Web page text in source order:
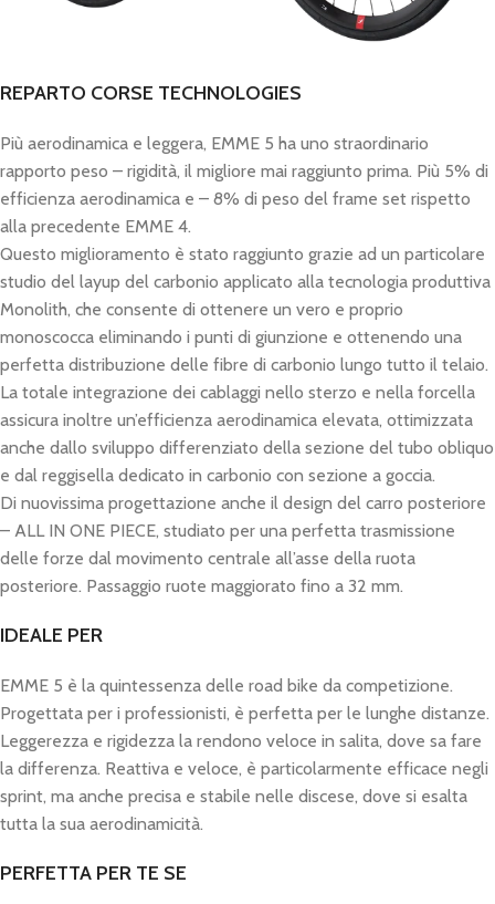
REPARTO CORSE TECHNOLOGIES
Più aerodinamica e leggera, EMME 5 ha uno straordinario
rapporto peso – rigidità, il migliore mai raggiunto prima. Più 5% di
efficienza aerodinamica e – 8% di peso del frame set rispetto
alla precedente EMME 4.
Questo miglioramento è stato raggiunto grazie ad un particolare
studio del layup del carbonio applicato alla tecnologia produttiva
Monolith, che consente di ottenere un vero e proprio
monoscocca eliminando i punti di giunzione e ottenendo una
perfetta distribuzione delle fibre di carbonio lungo tutto il telaio.
La totale integrazione dei cablaggi nello sterzo e nella forcella
assicura inoltre un’efficienza aerodinamica elevata, ottimizzata
anche dallo sviluppo differenziato della sezione del tubo obliquo
e dal reggisella dedicato in carbonio con sezione a goccia.
Di nuovissima progettazione anche il design del carro posteriore
– ALL IN ONE PIECE, studiato per una perfetta trasmissione
delle forze dal movimento centrale all’asse della ruota
posteriore. Passaggio ruote maggiorato fino a 32 mm.
IDEALE PER
EMME 5 è la quintessenza delle road bike da competizione.
Progettata per i professionisti, è perfetta per le lunghe distanze.
Leggerezza e rigidezza la rendono veloce in salita, dove sa fare
la differenza. Reattiva e veloce, è particolarmente efficace negli
sprint, ma anche precisa e stabile nelle discese, dove si esalta
tutta la sua aerodinamicità.
PERFETTA PER TE SE